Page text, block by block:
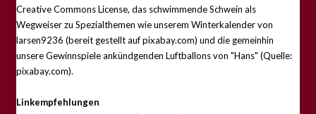
Creative Commons License, das schwimmende Schwein als
Wegweiser zu Spezialthemen wie unserem Winterkalender von
larsen9236 (bereit gestellt auf pixabay.com) und die gemeinhin
unsere Gewinnspiele ankündgenden Luftballons von "Hans" (Quelle:
pixabay.com).
Linkempfehlungen